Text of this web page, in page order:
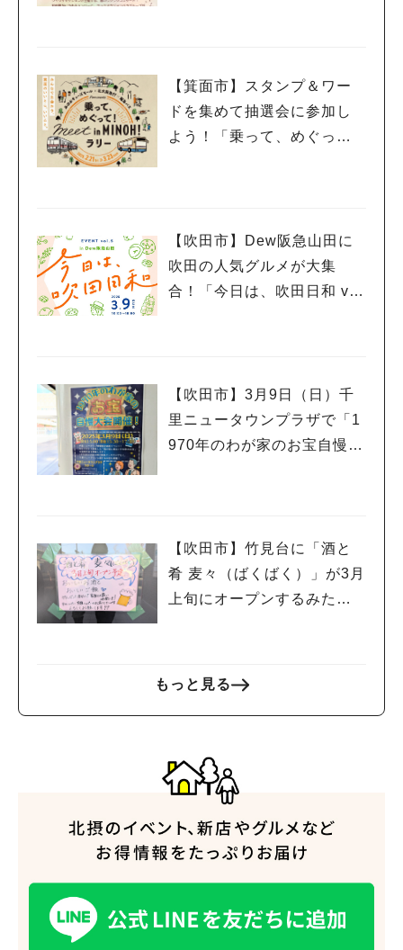
【箕面市】スタンプ＆ワー
ドを集めて抽選会に参加し
よう！「乗って、めぐっ
【吹田市】Dew阪急山田に
吹田の人気グルメが大集
合！「今日は、吹田日和 vo
【吹田市】3月9日（日）千
里ニュータウンプラザで「1
970年のわが家のお宝自慢大
【吹田市】竹見台に「酒と
肴 麦々（ばくばく）」が3月
上旬にオープンするみた
もっと見る
#今週どこいく？
#教えたい／教えて投稿記事#大阪学院大 商品開発プロジェクト
#あなたはどっち？